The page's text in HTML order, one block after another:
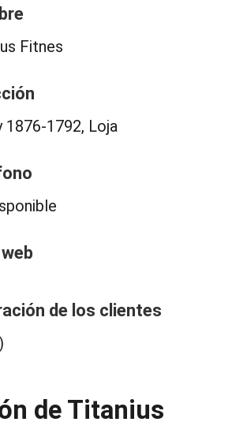
Fitnes
1876-1792, Loja
de los clientes
de Titanius